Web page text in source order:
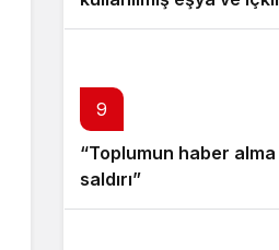
usulü satışa çıkaracak
9
“Toplumun haber alma
saldırı”